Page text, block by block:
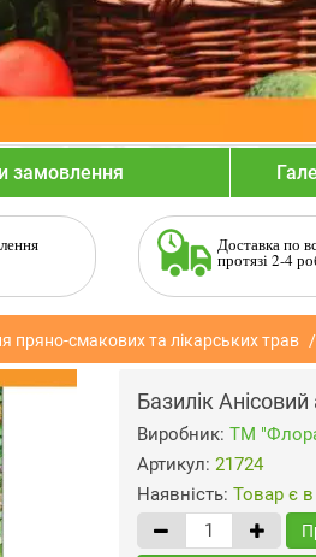
замовлення
Доставка по
протязі 2-4
пряно-смакових та лікарських трав
Базилік
Виробник: ТМ
Артикул: 21724
Наявність: Товар є в